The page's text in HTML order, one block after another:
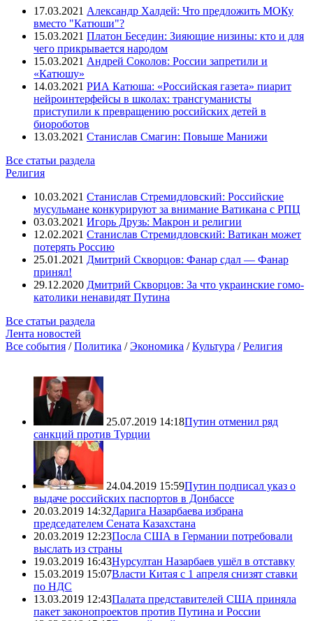
17.03.2021 Александр Халдей: Что предложить МОКу
вместо "Катюши"?
15.03.2021 Платон Беседин: Зияющие низины: кто и для
чего прикрывается народом
15.03.2021 Андрей Соколов: России запретили и
«Катюшу»
14.03.2021 РИА Катюша: «Российская газета» пиарит
нейроинтерфейсы в школах: трансгуманисты
приступили к превращению российских детей в
биороботов
13.03.2021 Станислав Смагин: Повыше Манижи
Все статьи раздела
Религия
10.03.2021 Станислав Стремидловский: Российские
мусульмане конкурируют за внимание Ватикана с РПЦ
03.03.2021 Игорь Друзь: Макрон и религии
12.02.2021 Станислав Стремидловский: Ватикан может
потерять Россию
25.01.2021 Дмитрий Скворцов: Фанар сдал — Фанар
принял!
29.12.2020 Дмитрий Скворцов: За что украинские гомо-
католики ненавидят Путина
Все статьи раздела
Лента новостей
Все события /Политика /Экономика /Культура /Религия
25.07.2019 14:18Путин отменил ряд
санкций против Турции
24.04.2019 15:59Путин подписал указ о
выдаче российских паспортов в Донбассе
20.03.2019 14:32Дарига Назарбаева избрана
председателем Сената Казахстана
20.03.2019 12:23Посла США в Германии потребовали
выслать из страны
19.03.2019 16:43Нурсултан Назарбаев ушёл в отставку
15.03.2019 15:07Власти Китая с 1 апреля снизят ставки
по НДС
13.03.2019 12:43Палата представителей США приняла
пакет законопроектов против Путина и России